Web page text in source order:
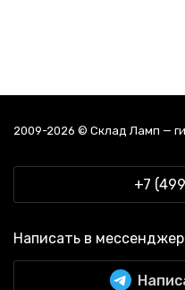
2009-2026 © Склад Ламп —
+7
Написать в